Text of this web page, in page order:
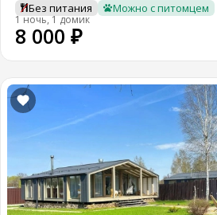
Без питания Можно с питомцем
1 ночь, 1 домик
8 000 ₽